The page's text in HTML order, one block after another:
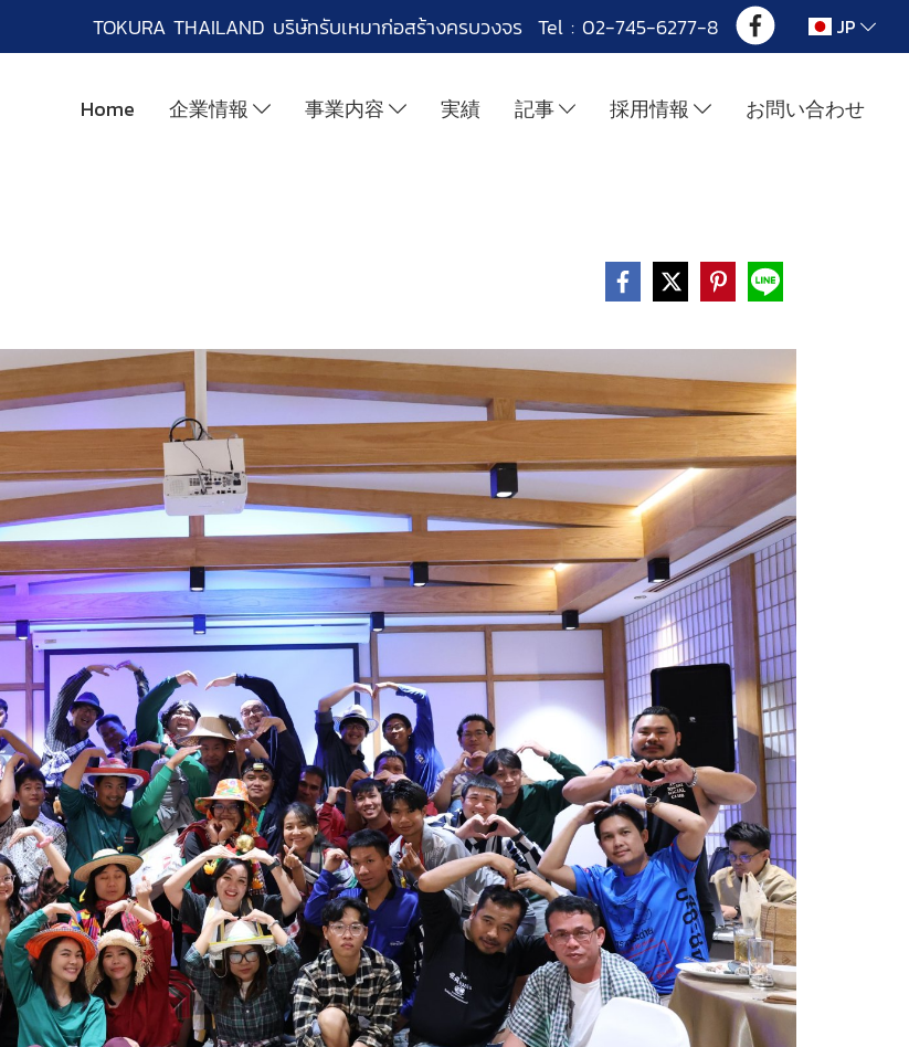
TOKURA THAILAND บริษัทรับเหมาก่อสร้างครบวงจร Tel : 02-745-6277-8 JP
Home 企業情報 事業内容 実績 記事 採用情報 お問い合わせ